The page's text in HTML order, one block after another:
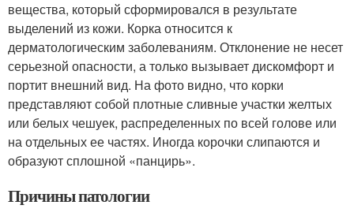
вещества, который сформировался в результате
выделений из кожи. Корка относится к
дерматологическим заболеваниям. Отклонение не несет
серьезной опасности, а только вызывает дискомфорт и
портит внешний вид. На фото видно, что корки
представляют собой плотные сливные участки желтых
или белых чешуек, распределенных по всей голове или
на отдельных ее частях. Иногда корочки слипаются и
образуют сплошной «панцирь».
Причины патологии